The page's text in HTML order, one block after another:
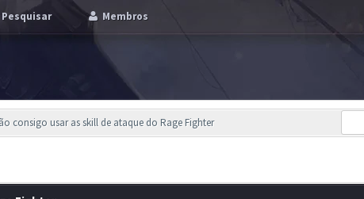
Pesquisar Membros
consigo usar as skill de ataque do Rage Fighter